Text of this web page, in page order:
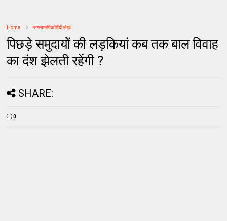
Home समसामयिक हिंदी लेख
पिछड़े समुदायों की लड़कियां कब तक बाल विवाह
का दंश झेलती रहेंगी ?
SHARE:
0